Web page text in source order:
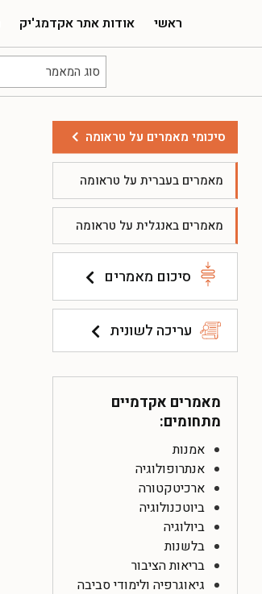
ראשי אודות אתר אקדמג'יק
סוג המאמר
סיכומי מאמרים על טראומה
מאמרים בעברית על טראומה
מאמרים באנגלית על טראומה
סיכום מאמרים
עריכה לשונית
מאמרים אקדמיים
מתחומים:
אמנות
אנתרופולוגיה
ארכיטקטורה
ביוטכנולוגיה
ביולוגיה
בלשנות
בריאות הציבור
גיאוגרפיה ולימודי סביבה